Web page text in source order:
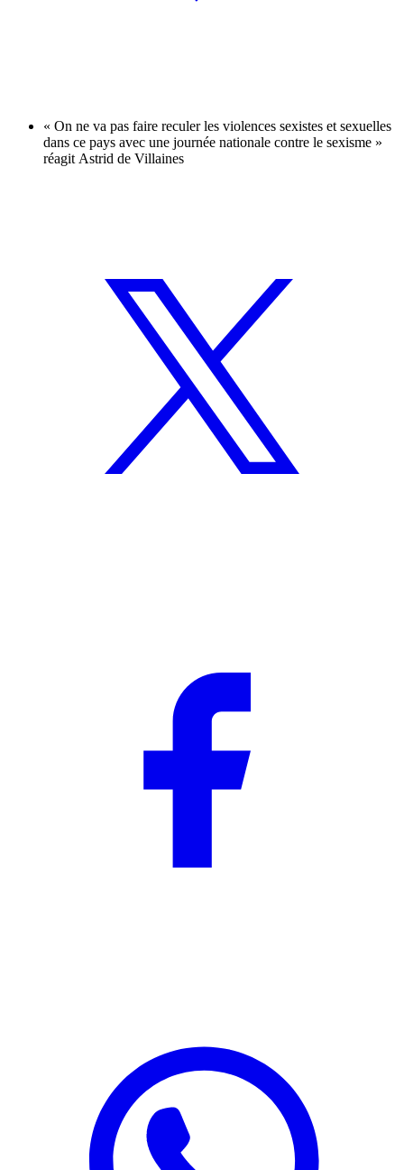
« On ne va pas faire reculer les violences sexistes et sexuelles
dans ce pays avec une journée nationale contre le sexisme »
réagit Astrid de Villaines